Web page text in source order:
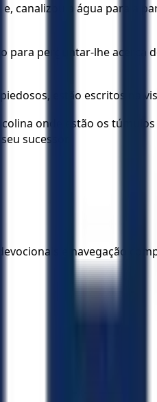
canalizou a água para a
para perguntar-lhe
estão escritos na
onde estão os
sucessor.
e navegação